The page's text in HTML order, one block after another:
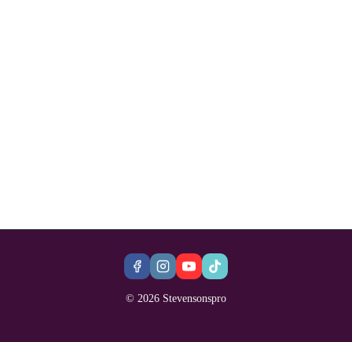
© 2026 Stevensonspro